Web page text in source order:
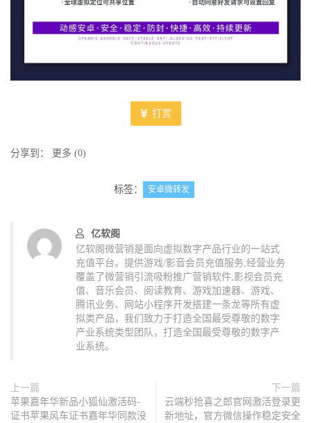
打赏
分享到： 更多 (0)
标签： 安卓微转发
亿软阁
亿软阁微营销是面向虚拟数字产品行业的一站式
充值平台。提供游戏/影音会员充值服务,经营业务
覆盖了微营销引流吸粉推广营销软件,影视会员充
值、音乐会员、阅读教育、游戏加速器、游戏、
腾讯业务、网站小程序开发搭建一条龙等所有虚
拟类产品，我们致力于打造全国最受尊敬的数字
产业系统类型团队，打造全国最受尊敬的数字产
业系统。
上一篇
苹果嘉年华新品小狐仙激活码-
证书苹果风车证书嘉年华同款没
下一篇
云端秒抢喜之郎官网激活登录更
新地址，官方微信操作稳定安全